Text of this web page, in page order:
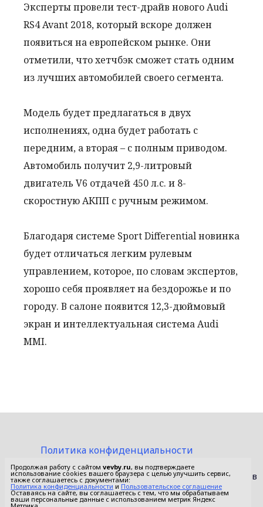
Эксперты провели тест-драйв нового Audi
RS4 Avant 2018, который вскоре должен
появиться на европейском рынке. Они
отметили, что хетчбэк сможет стать одним
из лучших автомобилей своего сегмента.
Модель будет предлагаться в двух
исполнениях, одна будет работать с
передним, а вторая – с полным приводом.
Автомобиль получит 2,9-литровый
двигатель V6 отдачей 450 л.с. и 8-
скоростную АКПП с ручным режимом.
Благодаря системе Sport Differential новинка
будет отличаться легким рулевым
управлением, которое, по словам экспертов,
хорошо себя проявляет на бездорожье и по
городу. В салоне появится 12,3-дюймовый
экран и интеллектуальная система Audi
MMI.
Политика конфиденциальности
Пользовательское соглашение
© 2015-2026 Сетевое издание «Фактом». Зарегистрировано в
Федеральной службе по надзору в сфере связи,
информационных технологий и массовых коммуникаций
Продолжая работу с сайтом vevby.ru, вы подтверждаете
использование cookies вашего браузера с целью улучшить сервис,
также соглашаетесь с документами:
Политика конфиденциальности и Пользовательское соглашение
Оставаясь на сайте, вы соглашаетесь с тем, что мы обрабатываем
ваши персональные данные с использованием метрик Яндекс